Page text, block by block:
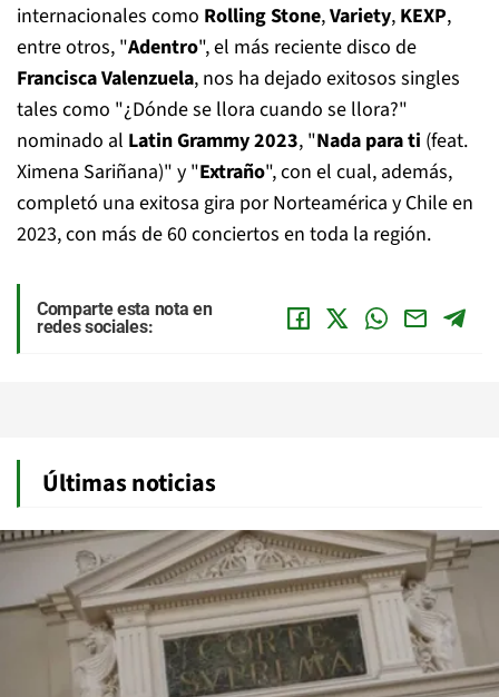
internacionales como Rolling Stone,Variety, KEXP,
entre otros, "Adentro", el más reciente disco de
Francisca Valenzuela, nos ha dejado exitosos singles
tales como "¿Dónde se llora cuando se llora?"
nominado al Latin Grammy 2023, "Nada para ti (feat.
Ximena Sariñana)" y "Extraño", con el cual, además,
completó una exitosa gira por Norteamérica y Chile en
2023, con más de 60 conciertos en toda la región.
Comparte esta nota en
redes sociales:
Últimas noticias